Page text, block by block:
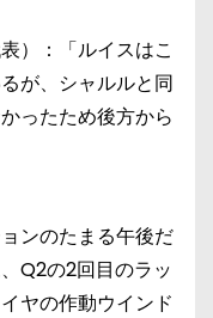
）：「ルイスはこ
が、シャルルと同
ったため後方から
ンのたまる午後だ
Q2の2回目のラッ
ヤの作動ウインド